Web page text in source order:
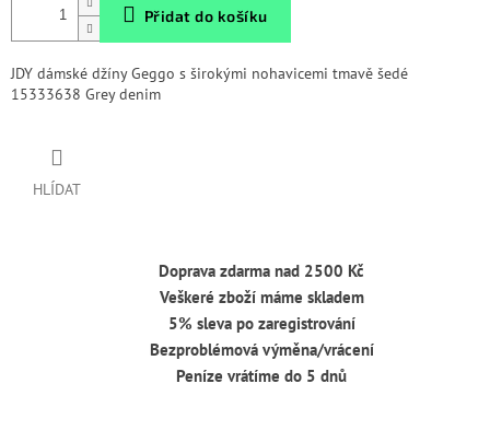
Přidat do košíku
JDY dámské džíny Geggo s širokými nohavicemi tmavě šedé
15333638 Grey denim
HLÍDAT
Doprava zdarma nad 2500 Kč
Veškeré zboží máme skladem
5% sleva po zaregistrování
Bezproblémová výměna/vrácení
Peníze vrátíme do 5 dnů